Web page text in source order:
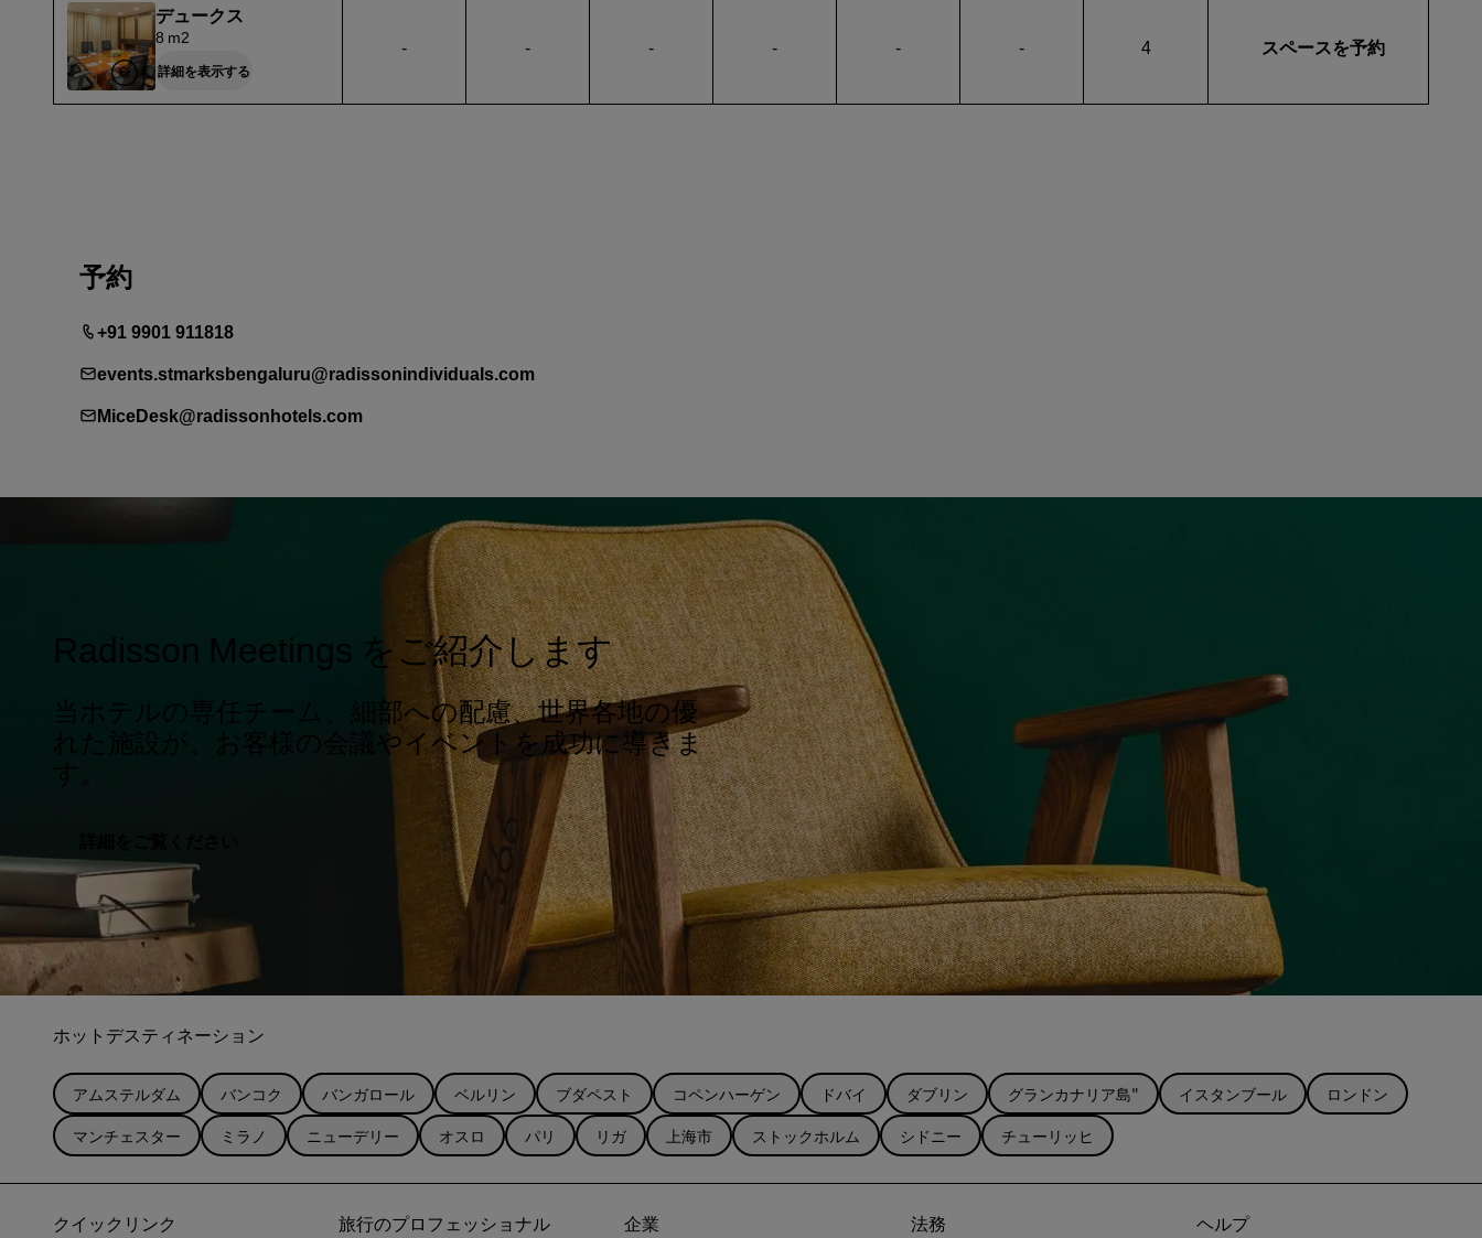
デュークス
8 m2
詳細を表示する
- - - - - - 4 スペースを予約
予約
+91 9901 911818
events.stmarksbengaluru@radissonindividuals.com
MiceDesk@radissonhotels.com
Radisson Meetings をご紹介します
当ホテルの専任チーム、細部への配慮、世界各地の優
れた施設が、お客様の会議やイベントを成功に導きま
ホットデスティネーション
アムステルダム バンコク バンガロール ベルリン ブダペスト コペンハーゲン ドバイ ダブリン グランカナリア島" イスタンブール
ロンドン
マンチェスター
ミラノ ニューデリー オスロ パリ リガ 上海市 ストックホルム シドニー チューリッヒ
クイックリンク 旅行のプロフェッショナル 企業 法務 ヘルプ